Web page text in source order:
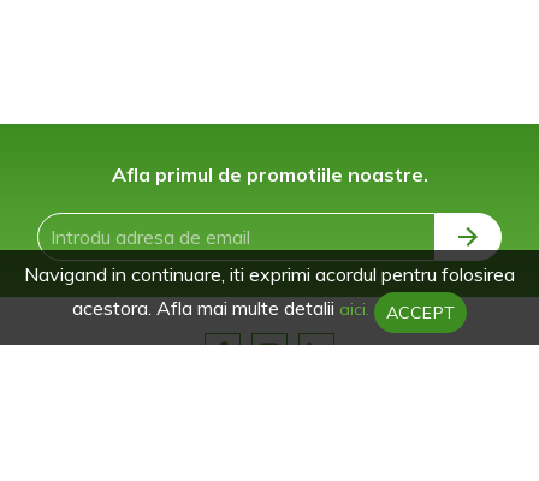
Afla primul de promotiile noastre.
Navigand in continuare, iti exprimi acordul pentru folosirea
acestora. Afla mai multe detalii aici. ACCEPT